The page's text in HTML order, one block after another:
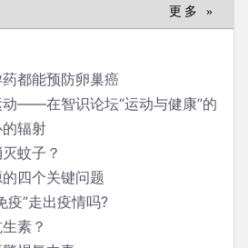
更多 »
都能预防卵巢癌
动——在智识论坛“运动与健康”的
辐射
蚊子？
四个关键问题
疫”走出疫情吗?
素？